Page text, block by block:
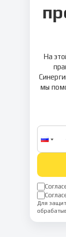
На
мы
Для